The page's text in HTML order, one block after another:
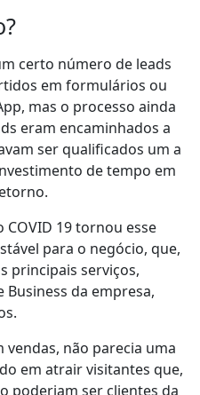
certo número de leads
em formulários ou
mas o processo ainda
eram encaminhados a
ser qualificados um a
de tempo em
.
COVID 19tornou esse
para o negócio, que,
principais serviços,
da empresa,
vendas, não parecia uma
em atrair visitantes que,
poderiam ser clientes da